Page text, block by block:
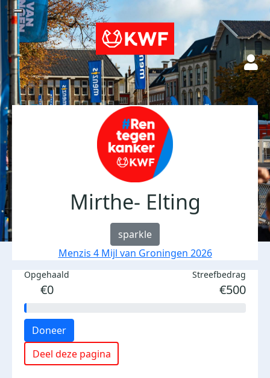
Mirthe- Elting
sparkle
Menzis 4 Mijl van Groningen 2026
Opgehaald
€0
Streefbedrag
€500
Doneer
Deel deze pagina